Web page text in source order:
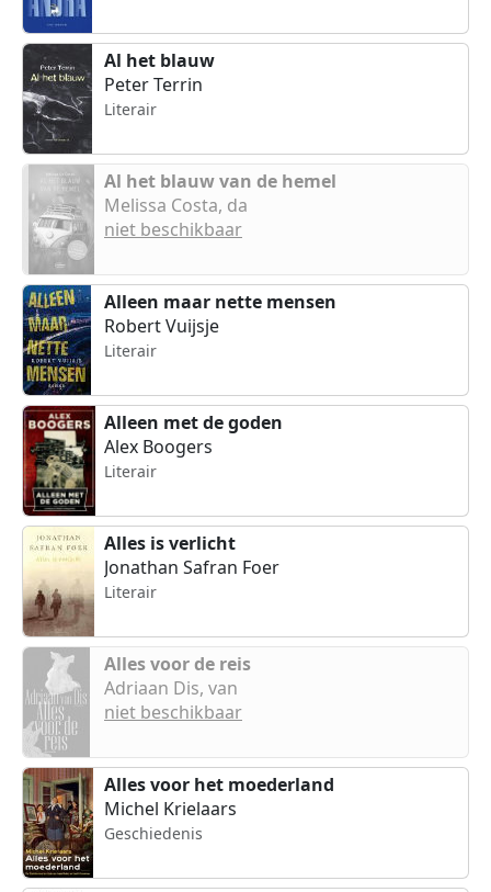
Al het blauw
Peter Terrin
Literair
Al het blauw van de hemel
Melissa Costa, da
niet beschikbaar
Alleen maar nette mensen
Robert Vuijsje
Literair
Alleen met de goden
Alex Boogers
Literair
Alles is verlicht
Jonathan Safran Foer
Literair
Alles voor de reis
Adriaan Dis, van
niet beschikbaar
Alles voor het moederland
Michel Krielaars
Geschiedenis